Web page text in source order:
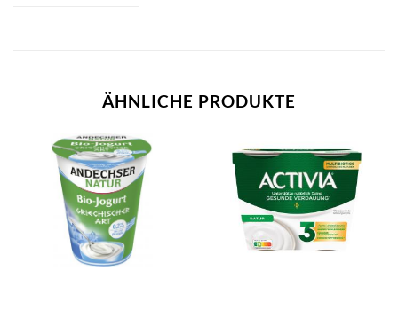
ÄHNLICHE PRODUKTE